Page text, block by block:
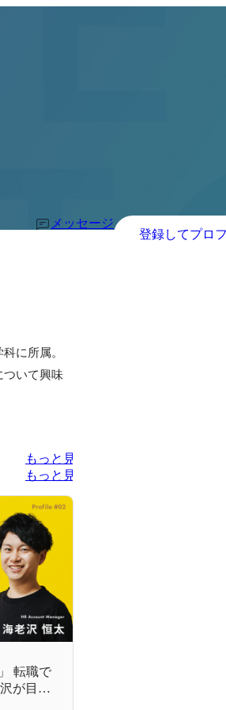
メッセージ
登録してプロ
に所属。
ついて興味
もっと見る
もっと見る
転職で
が目指